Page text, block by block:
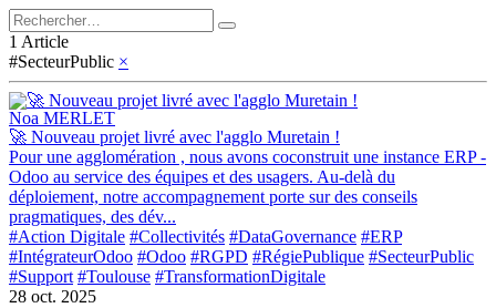
1 Article
#SecteurPublic ×
Noa MERLET
🚀 Nouveau projet livré avec l'agglo Muretain !
Pour une agglomération , nous avons coconstruit une instance ERP -
Odoo au service des équipes et des usagers. Au-delà du
déploiement, notre accompagnement porte sur des conseils
pragmatiques, des dév...
#Action Digitale #Collectivités #DataGovernance #ERP
#IntégrateurOdoo #Odoo #RGPD #RégiePublique #SecteurPublic
#Support #Toulouse #TransformationDigitale
28 oct. 2025